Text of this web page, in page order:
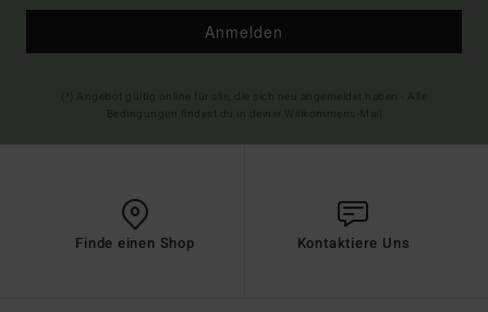
Anmelden
Finde einen Shop Kontaktiere Uns